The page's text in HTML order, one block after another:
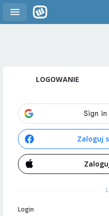
LOGOWANIE
Zaloguj
Login